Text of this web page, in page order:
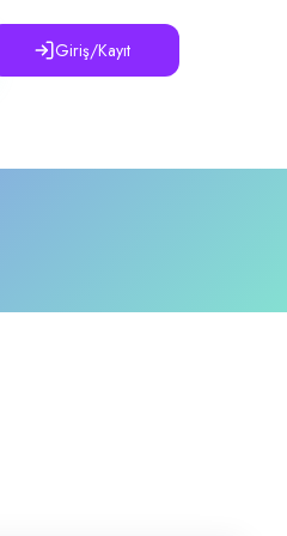
Giriş/Kayıt